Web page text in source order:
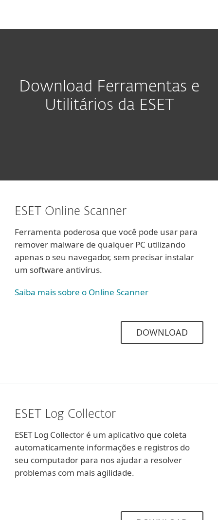
Download Ferramentas e
Utilitários da ESET
ESET Online Scanner
Ferramenta poderosa que você pode usar para
remover malware de qualquer PC utilizando
apenas o seu navegador, sem precisar instalar
um software antivírus.
Saiba mais sobre o Online Scanner
DOWNLOAD
ESET Log Collector
ESET Log Collector é um aplicativo que coleta
automaticamente informações e registros do
seu computador para nos ajudar a resolver
problemas com mais agilidade.